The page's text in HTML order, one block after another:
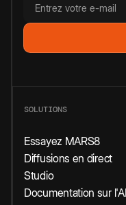
SOLUTIONS
Essayez MARS8
Diffusions en direct
Studio
Documentation sur